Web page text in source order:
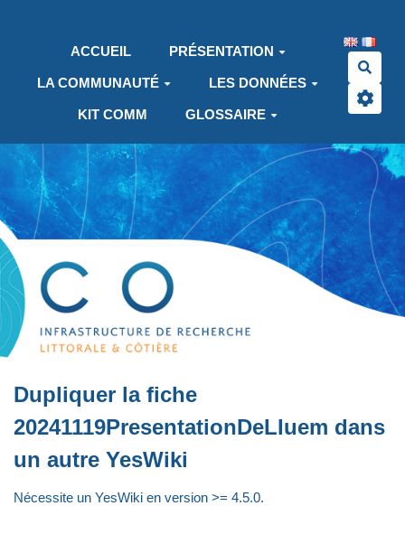
ACCUEIL
PRÉSENTATION
LA COMMUNAUTÉ LES DONNÉES
KIT COMM GLOSSAIRE
Dupliquer la fiche
20241119PresentationDeLIuem dans
un autre YesWiki
Nécessite un YesWiki en version >= 4.5.0.